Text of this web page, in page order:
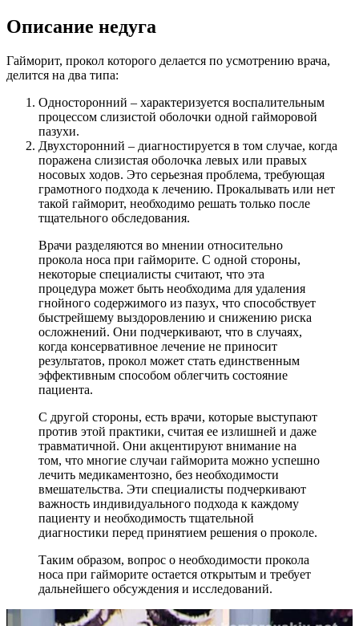
Описание недуга
Гайморит, прокол которого делается по усмотрению врача,
делится на два типа:
Односторонний – характеризуется воспалительным
процессом слизистой оболочки одной гайморовой
пазухи.
Двухсторонний – диагностируется в том случае, когда
поражена слизистая оболочка левых или правых
носовых ходов. Это серьезная проблема, требующая
грамотного подхода к лечению. Прокалывать или нет
такой гайморит, необходимо решать только после
тщательного обследования.
Врачи разделяются во мнении относительно
прокола носа при гайморите. С одной стороны,
некоторые специалисты считают, что эта
процедура может быть необходима для удаления
гнойного содержимого из пазух, что способствует
быстрейшему выздоровлению и снижению риска
осложнений. Они подчеркивают, что в случаях,
когда консервативное лечение не приносит
результатов, прокол может стать единственным
эффективным способом облегчить состояние
пациента.
С другой стороны, есть врачи, которые выступают
против этой практики, считая ее излишней и даже
травматичной. Они акцентируют внимание на
том, что многие случаи гайморита можно успешно
лечить медикаментозно, без необходимости
вмешательства. Эти специалисты подчеркивают
важность индивидуального подхода к каждому
пациенту и необходимость тщательной
диагностики перед принятием решения о проколе.
Таким образом, вопрос о необходимости прокола
носа при гайморите остается открытым и требует
дальнейшего обсуждения и исследований.